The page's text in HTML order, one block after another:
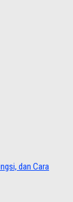
dan Cara